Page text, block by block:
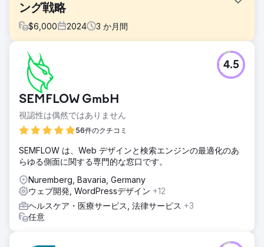
ング戦略
$6,000 2024 3 か月間
課題
ソリューション: PPC、SEO、Web サイト構築。The Well
Balanced Centre がより多くの患者を獲得できるよう、ター
ゲットを絞ったマーケティング戦略と、クライアントの人口
統計に合った魅力的で使いやすい Web サイトを開発しまし
た。
ソリューション
(独自のセールス ポイント) を理解することから始めました。
ソーシャル メディア キャンペーンを作成することで、The
Well Balanced Centre の背景にあるストーリーを伝えるこ
とができました。トラフィックを増やすために、調査したキ
ーワードを使用して説得力のある記事を作成しました。次
に、高齢者向けの理学療法ソリューションを対象とするター
ゲット キャンペーンを設計しました。クライアントの顧客が
SEMFLOW GmbH
視認性は偶然ではありません
56件のクチコミ
4.5
SEMFLOW は、Web デザインと検索エンジンの最適化のあ
らゆる側面に関する専門的な窓口です。
Nuremberg, Bavaria, Germany
ウェブ開発, WordPressデザイン +12
ヘルスケア・医療サービス, 法律サービス +3
任意